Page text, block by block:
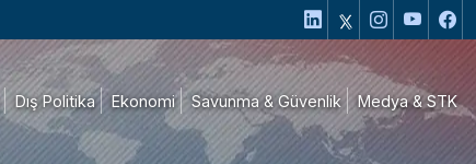
Dış Politika Ekonomi Savunma & Güvenlik Medya & STK